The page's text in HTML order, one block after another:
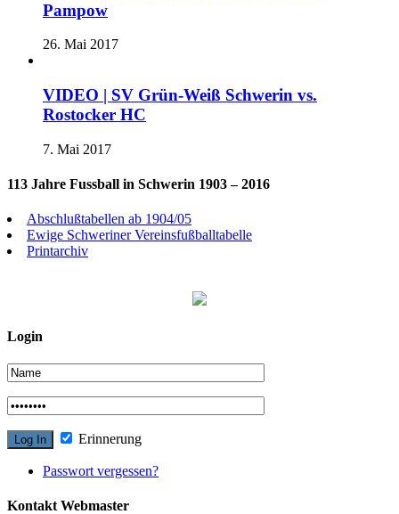
Pampow
26. Mai 2017
VIDEO | SV Grün-Weiß Schwerin vs.
Rostocker HC
7. Mai 2017
113 Jahre Fussball in Schwerin 1903 – 2016
Abschlußtabellen ab 1904/05
Ewige Schweriner Vereinsfußballtabelle
Printarchiv
Login
Erinnerung
Passwort vergessen?
Kontakt Webmaster